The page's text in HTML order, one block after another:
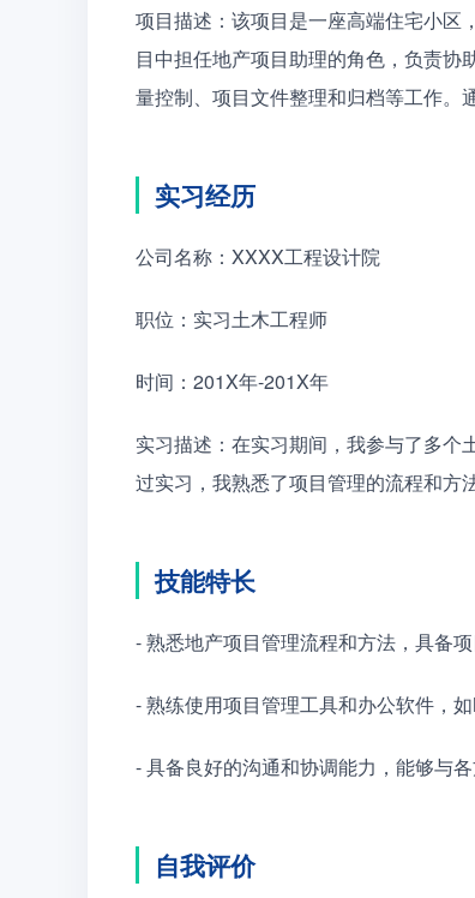
项目描述：该项目是一座高端住宅小区
目中担任地产项目助理的角色，负责
量控制、项目文件整理和归档等工作。
实习经历
公司名称：XXXX工程设计院
职位：实习土木工程师
时间：201X年-201X年
实习描述：在实习期间，我参与了多个
过实习，我熟悉了项目管理的流程和方
技能特长
- 熟悉地产项目管理流程和方法，具备
- 熟练使用项目管理工具和办公软件，
- 具备良好的沟通和协调能力，能够与
自我评价